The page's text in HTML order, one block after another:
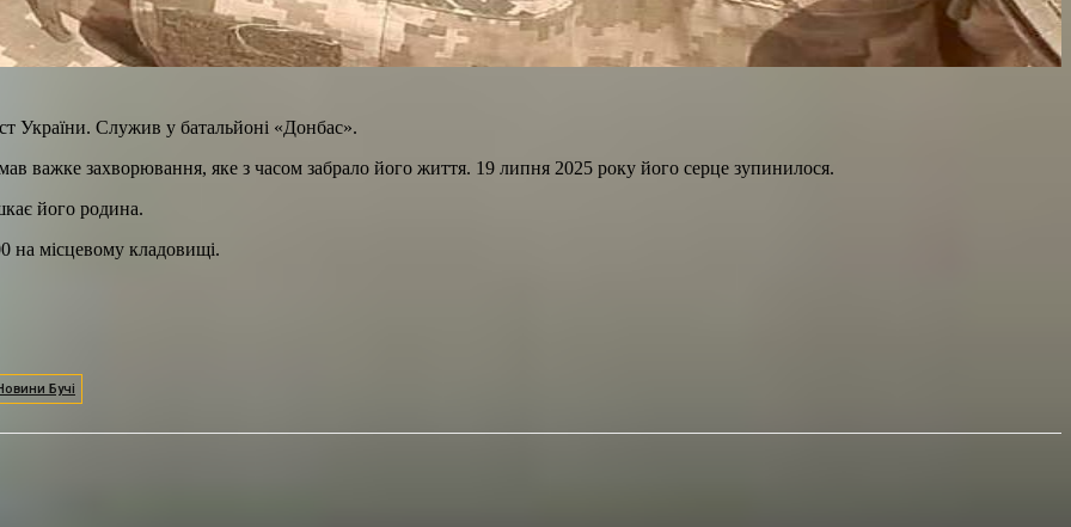
України. Служив у батальйоні «Донбас».
важке захворювання, яке з часом забрало його життя. 19 липня 2025 року його серце зупинилося.
його родина.
на місцевому кладовищі.
Бучі